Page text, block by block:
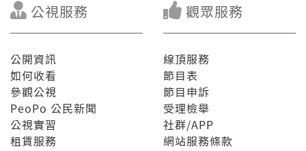
公視服務
公開資訊
如何收看
參觀公視
PeoPo 公民新聞
公視實習
租賃服務
觀眾服務
線頂服務
節目表
節目申訴
受理檢舉
社群/APP
網站服務條款